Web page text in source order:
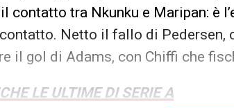
contatto tra Nkunku e Maripan: è
Netto il fallo di Pedersen,
il gol di Adams, con Chiffi che
LE ULTIME DI SERIE A